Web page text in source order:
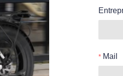
Mail